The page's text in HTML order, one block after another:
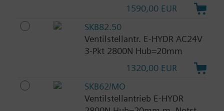
1590,00 EUR
SKB82.50
Ventilstellantr. E-HYDR AC24V
3-Pkt 2800N Hub=20mm
1320,00 EUR
SKB62/MO
Ventilstellantrieb E-HYDR